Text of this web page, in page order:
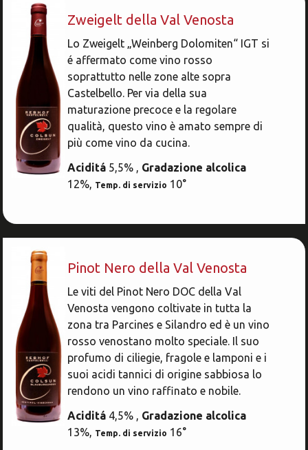
Zweigelt della Val Venosta
Lo Zweigelt „Weinberg Dolomiten“ IGT si
é affermato come vino rosso
soprattutto nelle zone alte sopra
Castelbello. Per via della sua
maturazione precoce e la regolare
qualità, questo vino è amato sempre di
più come vino da cucina.
Aciditá 5,5% , Gradazione alcolica
12%, Temp. di servizio 10°
Pinot Nero della Val Venosta
Le viti del Pinot Nero DOC della Val
Venosta vengono coltivate in tutta la
zona tra Parcines e Silandro ed è un vino
rosso venostano molto speciale. Il suo
profumo di ciliegie, fragole e lamponi e i
suoi acidi tannici di origine sabbiosa lo
rendono un vino raffinato e nobile.
Aciditá 4,5% , Gradazione alcolica
13%, Temp. di servizio 16°